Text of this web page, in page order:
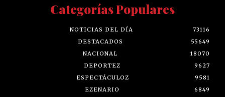
Categorías Populares
NOTICIAS DEL DÍA
73116
DESTACADOS
55649
NACIONAL
18070
DEPORTEZ
9627
ESPECTÁCULOZ
9581
EZENARIO
6849